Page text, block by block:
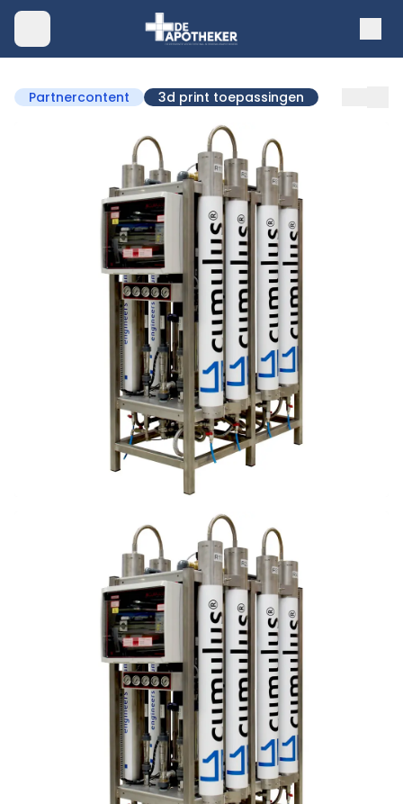
Partnercontent 3d print toepassingen